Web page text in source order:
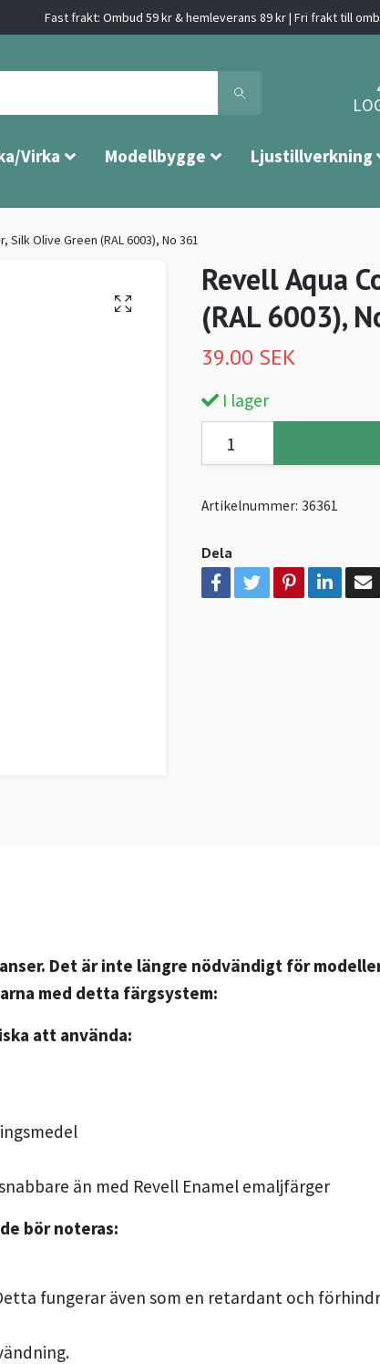
Fast frakt: Ombud 59 kr & hemleverans 89 kr | Fri frakt till
Virka Modellbygge Ljustillverkning
Silk Olive Green (RAL 6003), No 361
Revell Aqua
(RAL 6003),
39.00 SEK
I lager
Artikelnummer: 36361
Dela
Det är inte längre nödvändigt för
med detta färgsystem:
att använda:
än med Revell Enamel emaljfärger
bör noteras:
fungerar även som en retardant och